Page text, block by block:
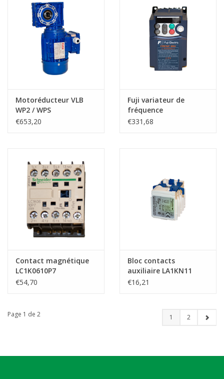
Motoréducteur VLB
WP2 / WPS
€653,20
Fuji variateur de
fréquence
€331,68
Contact magnétique
LC1K0610P7
€54,70
Bloc contacts
auxiliaire LA1KN11
€16,21
Page 1 de 2 1 2